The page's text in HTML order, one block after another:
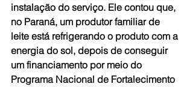
instalação do serviço. Ele contou que,
no Paraná, um produtor familiar de
leite está refrigerando o produto com a
energia do sol, depois de conseguir
um financiamento por meio do
Programa Nacional de Fortalecimento